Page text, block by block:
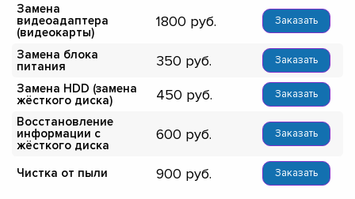
Замена
видеоадаптера
(видеокарты)
1800 Заказать
Замена блока
питания
350 Заказать
Замена HDD (замена
жёсткого диска)
450 Заказать
Восстановление
информации с
жёсткого диска
600 Заказать
Чистка от пыли 900 Заказать